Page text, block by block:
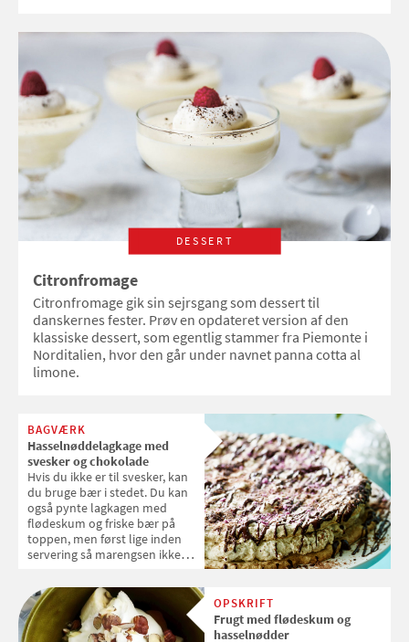
DESSERT
Citronfromage
Citronfromage gik sin sejrsgang som dessert til
danskernes fester. Prøv en opdateret version af den
klassiske dessert, som egentlig stammer fra Piemonte i
Norditalien, hvor den går under navnet panna cotta al
limone.
BAGVÆRK
Hasselnøddelagkage med
svesker og chokolade
Hvis du ikke er til svesker, kan
du bruge bær i stedet. Du kan
også pynte lagkagen med
flødeskum og friske bær på
toppen, men først lige inden
servering så marengsen ikke
OPSKRIFT
Frugt med flødeskum og
hasselnødder